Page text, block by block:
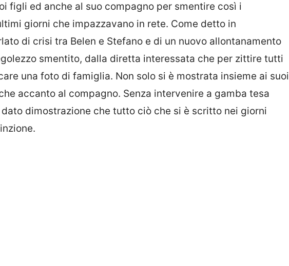
figli ed anche al suo compagno per smentire così i
giorni che impazzavano in rete. Come detto in
di crisi tra Belen e Stefano e di un nuovo allontanamento
smentito, dalla diretta interessata che per zittire tutti
una foto di famiglia. Non solo si è mostrata insieme ai suoi
accanto al compagno. Senza intervenire a gamba tesa
dato dimostrazione che tutto ciò che si è scritto nei giorni